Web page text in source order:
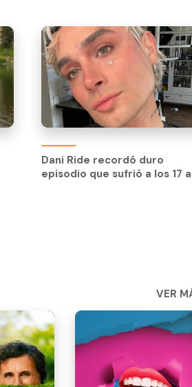
Dani Ride recordó duro
episodio que sufrió a los 17
VER